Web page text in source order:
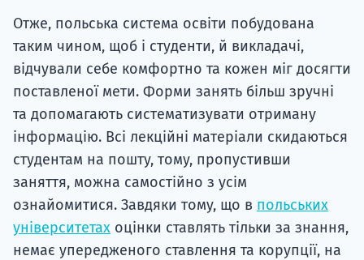
Отже, польська система освіти побудована
таким чином, щоб і студенти, й викладачі,
відчували себе комфортно та кожен міг досягти
поставленої мети. Форми занять більш зручні
та допомагають систематизувати отриману
інформацію. Всі лекційні матеріали скидаються
студентам на пошту, тому, пропустивши
заняття, можна самостійно з усім
ознайомитися. Завдяки тому, що в польських
університетах оцінки ставлять тільки за знання,
немає упередженого ставлення та корупції, на